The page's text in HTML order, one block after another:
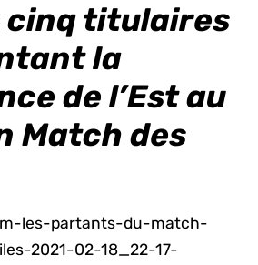
cinqtitulaires
la
de l’Est au
Match des